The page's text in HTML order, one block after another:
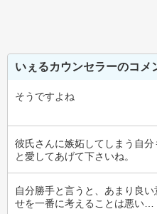
いぇるカウンセラーのコメ
そうですよね
彼氏さんに嫉妬してしまう自
と愛してあげて下さいね。
自分勝手と言うと、あまり良
せを一番に考えることは悪い…